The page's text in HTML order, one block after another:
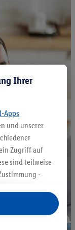
Ihrer
Apps
und unserer
Zugriff auf
sind teilweise
-
TCF